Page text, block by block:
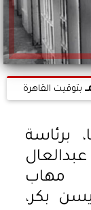
بتوقيت القاهرة
برئاسة
مهاب
بكر،